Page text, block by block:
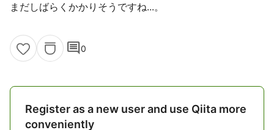
まだしばらくかかりそうですね...。
comment0
Register as a new user and use Qiita more
conveniently